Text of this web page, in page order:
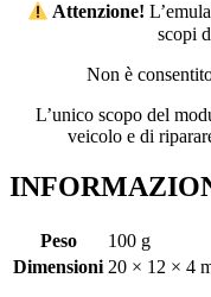
️ Attenzione!
scopi
Non è
L’unico scopo del
veicolo e di
Peso
100 g
Dimensioni 20 × 12 × 4